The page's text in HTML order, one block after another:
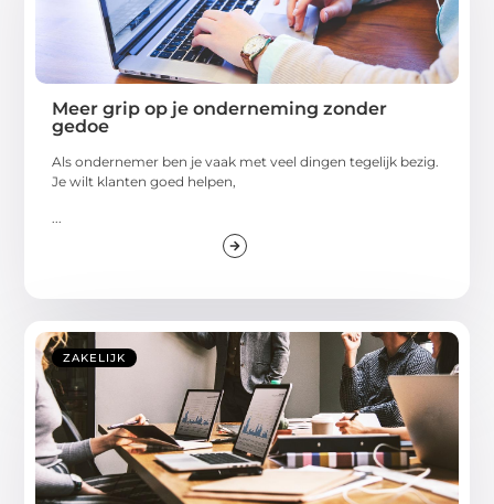
Meer grip op je onderneming zonder
gedoe
Als ondernemer ben je vaak met veel dingen tegelijk bezig.
Je wilt klanten goed helpen,
ZAKELIJK